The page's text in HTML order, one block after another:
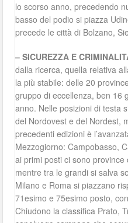
lo scorso anno, precedendo
basso del podio si piazza
precede le città di Bolzano,
– SICUREZZA E
dalla ricerca, quella relativa
la più stabile: delle 20
gruppo di eccellenza, ben 16
anno. Nelle posizioni di testa
del Nordovest e del Nordest,
precedenti edizioni è
Mezzogiorno: Campobasso,
ai primi posti ci sono
mentre tra le grandi si salva
Milano e Roma si piazzano
71esimo e 75esimo posto,
Chiudono la classifica Prato,